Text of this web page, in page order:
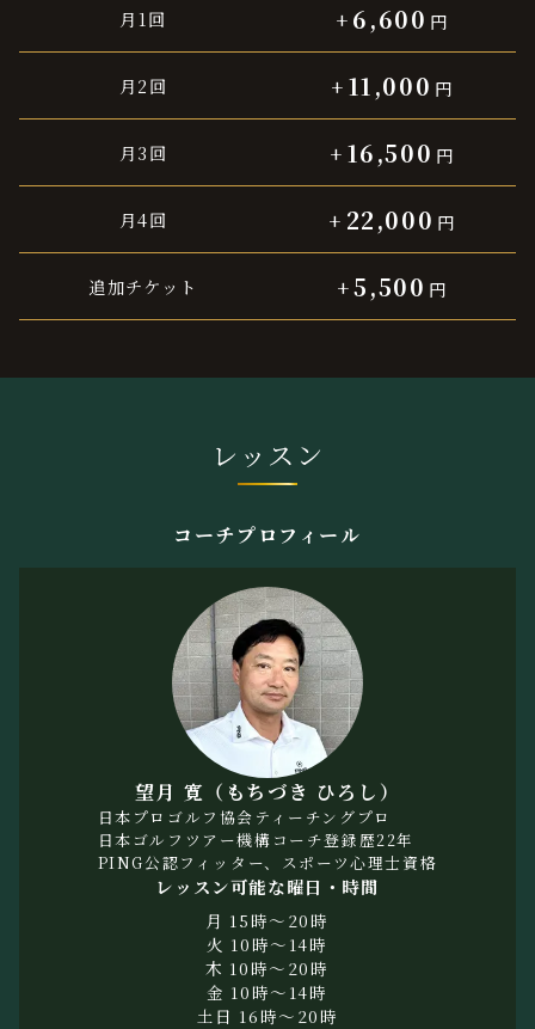
月1回 + 6,600 円
月2回 + 11,000 円
月3回 + 16,500 円
月4回 + 22,000 円
追加チケット +5,500 円
レッスン
コーチプロフィール
望月 寛（もちづき ひろし）
日本プロゴルフ協会ティーチングプロ
日本ゴルフツアー機構コーチ登録歴22年
PING公認フィッター、スポーツ心理士資格
レッスン可能な曜日・時間
月 15時〜20時
火 10時〜14時
木 10時〜20時
金 10時〜14時
土日 16時〜20時